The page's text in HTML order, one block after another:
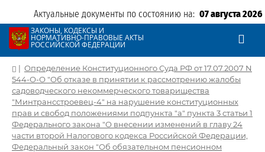
Актуальные документы по состоянию на: 07 августа 2026
ЗАКОНЫ, КОДЕКСЫ И
НОРМАТИВНО-ПРАВОВЫЕ АКТЫ
РОССИЙСКОЙ ФЕДЕРАЦИИ
| Определение Конституционного Суда РФ от 17.07.2007 N
544-О-О "Об отказе в принятии к рассмотрению жалобы
садоводческого некоммерческого товарищества
"Минтрансстроевец-4" на нарушение конституционных
прав и свобод положениями подпункта "а" пункта 3 статьи 1
Федерального закона "О внесении изменений в главу 24
части второй Налогового кодекса Российской Федерации,
Федеральный закон "Об обязательном пенсионном